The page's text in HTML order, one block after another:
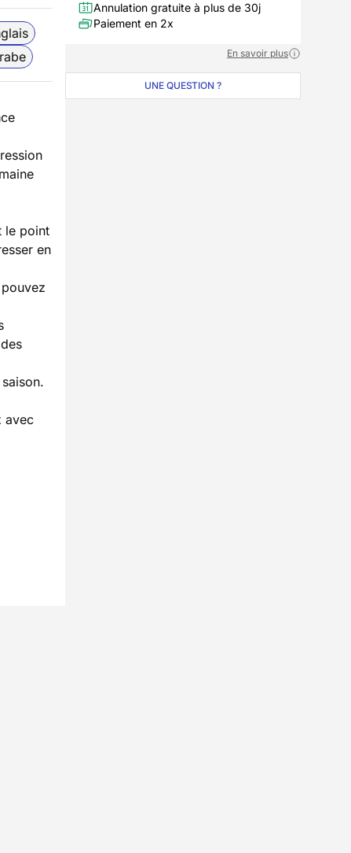
le point
en
avec
Annulation gratuite à plus de 30j
Paiement en 2x
En savoir plus
UNE QUESTION ?